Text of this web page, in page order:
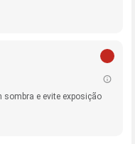
sombra e evite exposição